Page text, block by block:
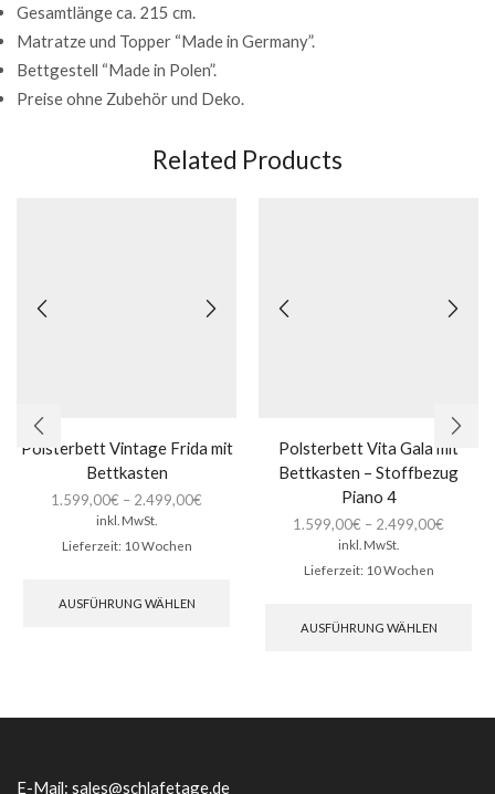
Gesamtlänge ca. 215 cm.
Matratze und Topper “Made in Germany”.
Bettgestell “Made in Polen”.
Preise ohne Zubehör und Deko.
Related Products
Polsterbett Vintage Frida mit
Bettkasten
1.599,00€ – 2.499,00€
inkl. MwSt.
Lieferzeit: 10 Wochen
AUSFÜHRUNG WÄHLEN
Optionen
Polsterbett Vita Gala mit
Bettkasten – Stoffbezug
Piano 4
1.599,00€ – 2.499,00€
inkl. MwSt.
Lieferzeit: 10 Wochen
AUSFÜHRUNG WÄHLEN
Die
E-Mail: sales@schlafetage.de